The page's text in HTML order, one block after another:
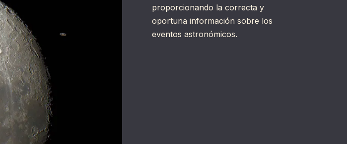
proporcionando la correcta y
oportuna información sobre los
eventos astronómicos.